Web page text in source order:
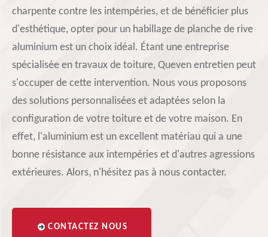
charpente contre les intempéries, et de bénéficier plus
d'esthétique, opter pour un habillage de planche de rive
aluminium est un choix idéal. Étant une entreprise
spécialisée en travaux de toiture, Queven entretien peut
s'occuper de cette intervention. Nous vous proposons
des solutions personnalisées et adaptées selon la
configuration de votre toiture et de votre maison. En
effet, l'aluminium est un excellent matériau qui a une
bonne résistance aux intempéries et d'autres agressions
extérieures. Alors, n'hésitez pas à nous contacter.
CONTACTEZ NOUS